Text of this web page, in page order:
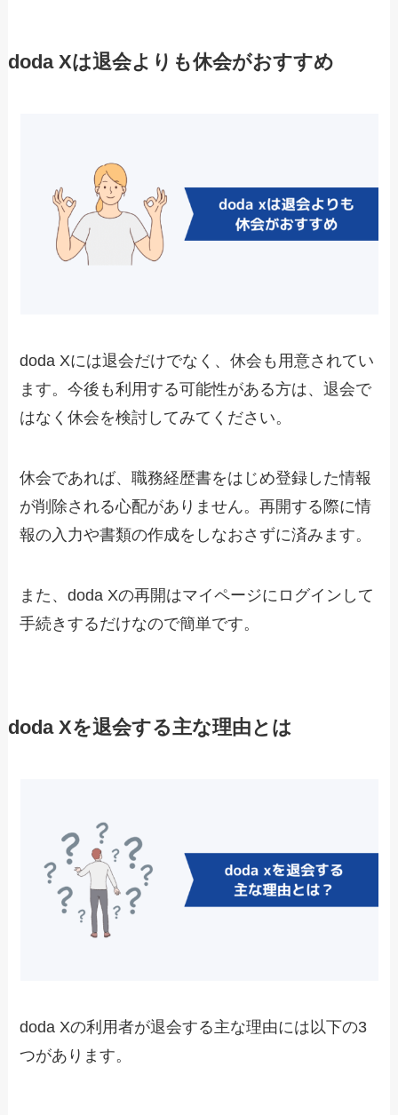
doda Xは退会よりも休会がおすすめ
doda Xには退会だけでなく、休会も用意されてい
ます。今後も利用する可能性がある方は、退会で
はなく休会を検討してみてください。
休会であれば、職務経歴書をはじめ登録した情報
が削除される心配がありません。再開する際に情
報の入力や書類の作成をしなおさずに済みます。
また、doda Xの再開はマイページにログインして
手続きするだけなので簡単です。
doda Xを退会する主な理由とは
doda Xの利用者が退会する主な理由には以下の3
つがあります。